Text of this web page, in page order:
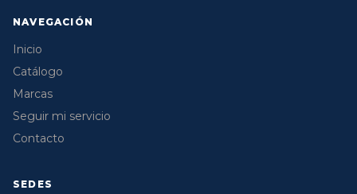
NAVEGACIÓN
Inicio
Catálogo
Marcas
Seguir mi servicio
Contacto
SEDES